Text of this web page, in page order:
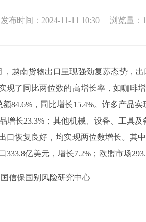
发布时间：2024-11-11 10:30 浏览量：
，越南货物出口呈现强劲复苏态势，
现了同比两位数的高增长率，如咖啡
84.6%，同比增长15.4%。许多产品
增长23.3%；其他机械、设备、工具
口恢复良好，均实现两位数增长。其
333.8亿美元，增长7.2%；欧盟市场
信保国别风险研究中心